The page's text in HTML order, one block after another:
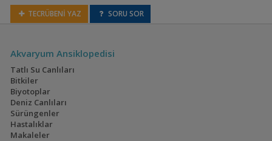
Archocentrus
centrarchus (Yeşil
TECRÜBENİ YAZ SORU SOR
Akvaryum Ansiklopedisi
Tatlı Su Canlıları
Bitkiler
Biyotoplar
Deniz Canlıları
Sürüngenler
Hastalıklar
Makaleler